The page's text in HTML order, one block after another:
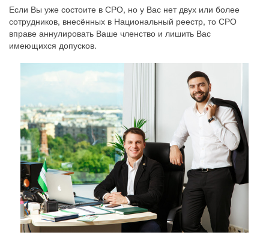
Если Вы уже состоите в СРО, но у Вас нет двух или более
сотрудников, внесённых в Национальный реестр, то СРО
вправе аннулировать Ваше членство и лишить Вас
имеющихся допусков.